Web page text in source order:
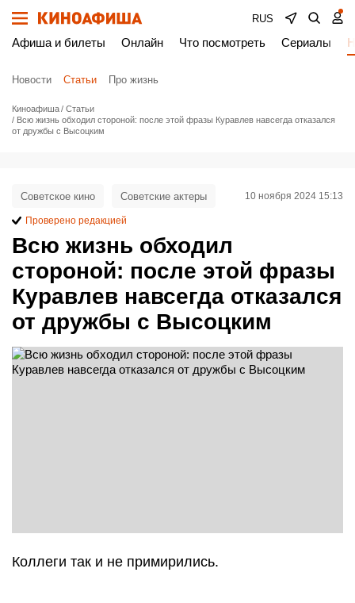
RUS
Афиша и билеты Онлайн Что посмотреть Сериалы
Новости Статьи Про жизнь
Киноафиша
Статьи
Всю жизнь обходил стороной: после этой фразы Куравлев навсегда отказался
от дружбы с Высоцким
Всю жизнь обходил
стороной: после этой фразы
Куравлев навсегда отказался
от дружбы с Высоцким
Советское кино Советские актеры 10 ноября 2024 15:13
Проверено редакцией
Коллеги так и не примирились.